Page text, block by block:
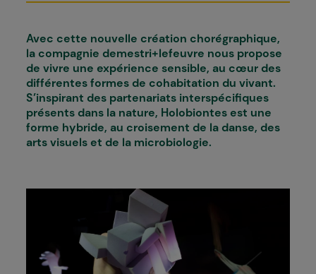
Avec cette nouvelle création chorégraphique,
la compagnie demestri+lefeuvre nous propose
de vivre une expérience sensible, au cœur des
différentes formes de cohabitation du vivant.
S’inspirant des partenariats interspécifiques
présents dans la nature, Holobiontes est une
forme hybride, au croisement de la danse, des
arts visuels et de la microbiologie.